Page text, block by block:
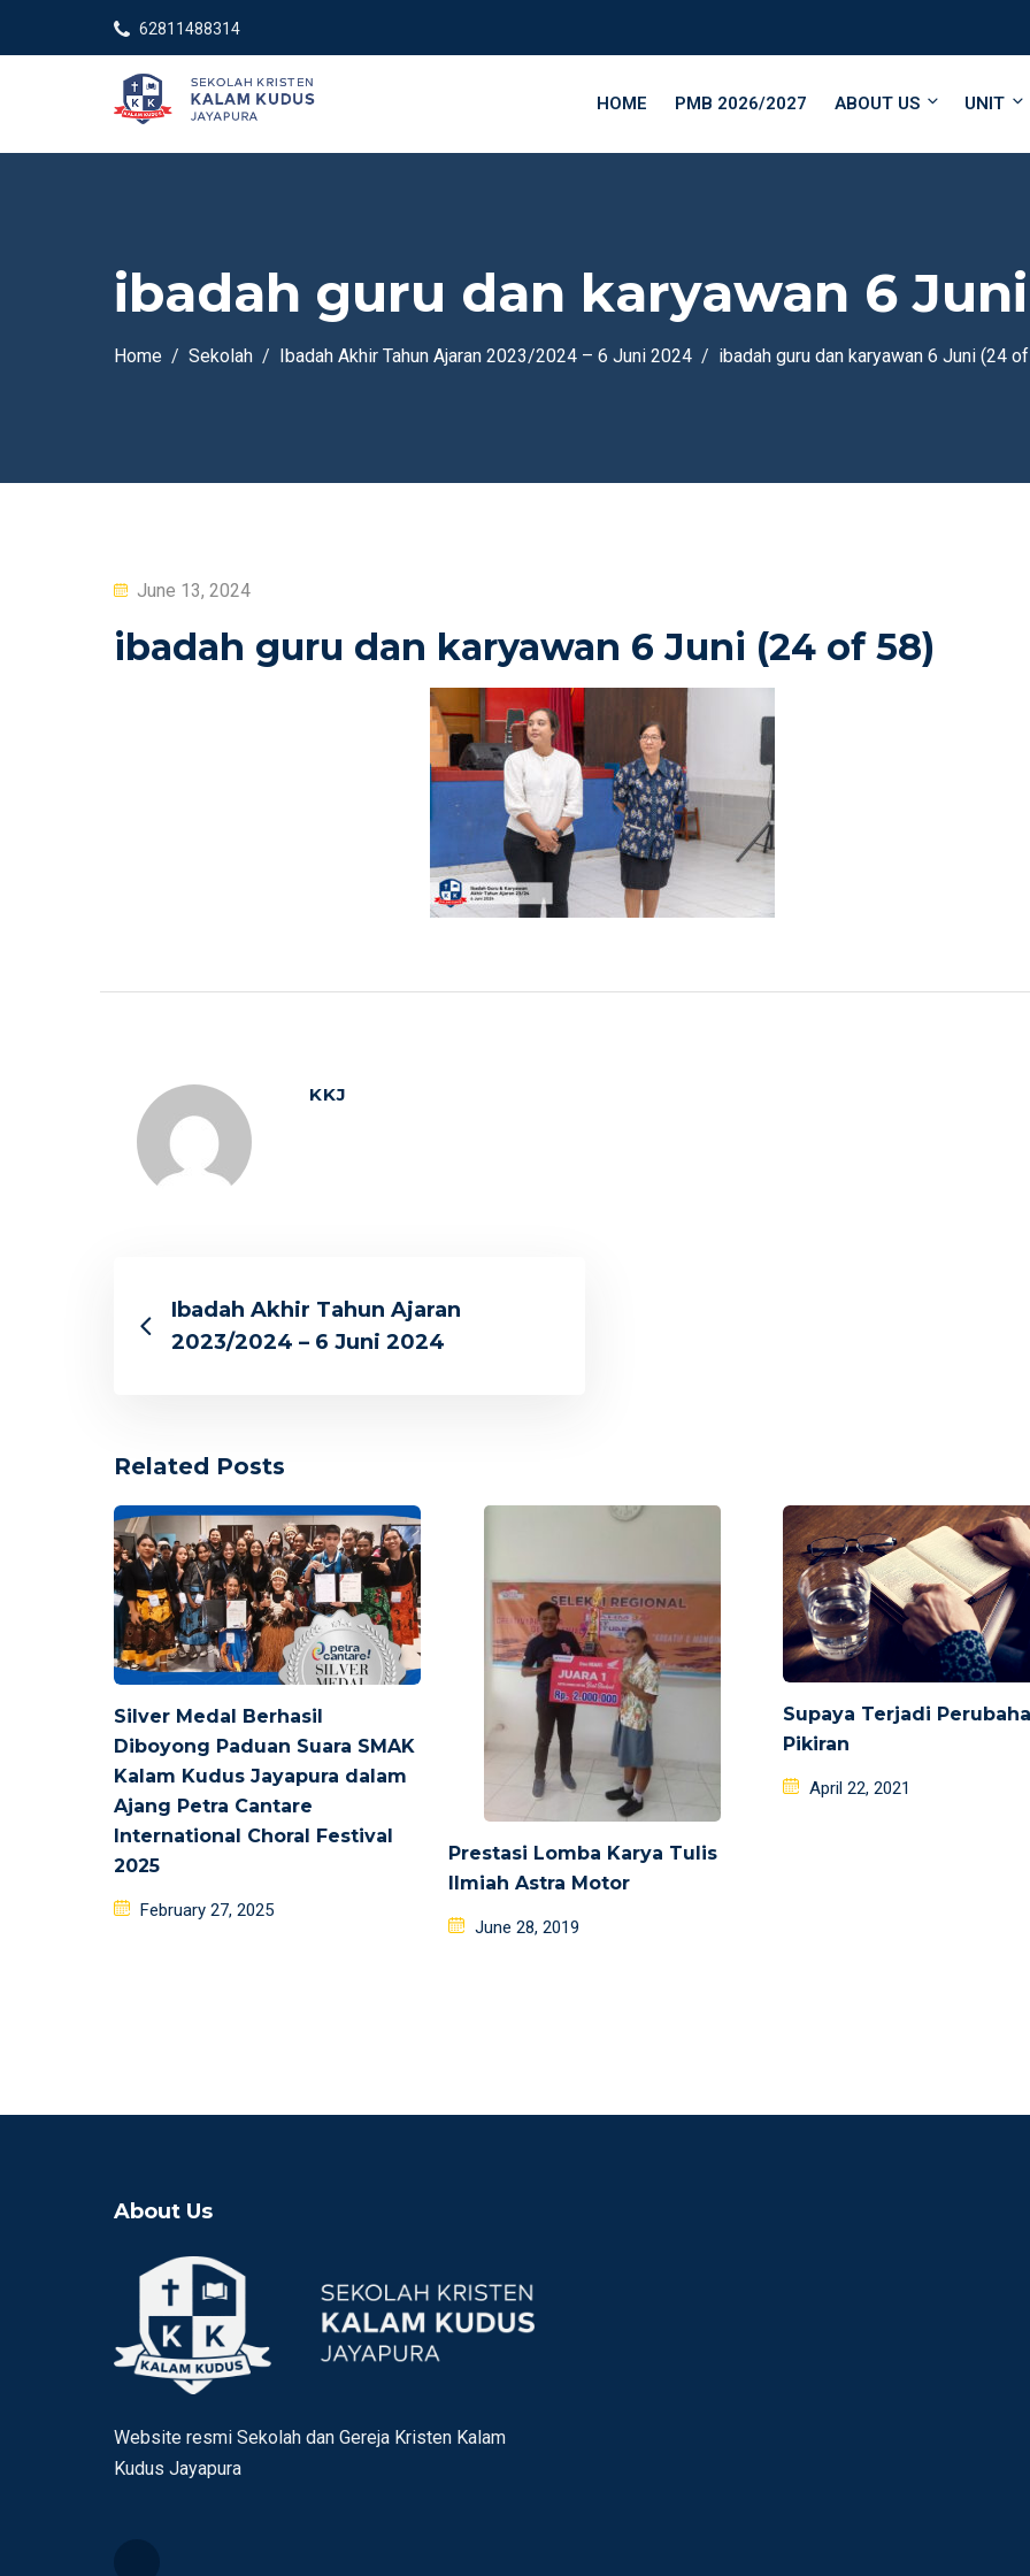
62811488314
HOME PMB 2026/2027 ABOUT US UNIT
ibadah guru dan karyawan 6
Home Sekolah Ibadah Akhir Tahun Ajaran 2023/2024 – 6 Juni 2024 ibadah guru dan karyawan 6 Juni (24
Posted
June 13, 2024
ibadah guru dan karyawan 6 Juni (24 of 58)
KKJ
Ibadah Akhir Tahun Ajaran
2023/2024 – 6 Juni 2024
Related Posts
Silver Medal Berhasil
Diboyong Paduan Suara SMAK
Kalam Kudus Jayapura dalam
Ajang Petra Cantare
International Choral Festival
2025
Posted
February 27, 2025
Prestasi Lomba Karya Tulis
Ilmiah Astra Motor
Posted
June 28, 2019
Supaya Terjadi
Pikiran
Posted
April 22, 2021
About Us
Website resmi Sekolah dan Gereja Kristen Kalam
Kudus Jayapura